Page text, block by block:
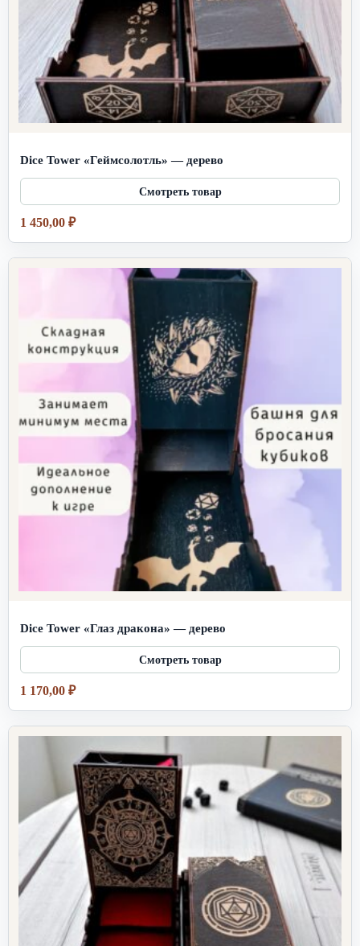
Dice Tower «Геймсолотль» — дерево
1 450,00 ₽
Dice Tower «Глаз дракона» — дерево
1 170,00 ₽